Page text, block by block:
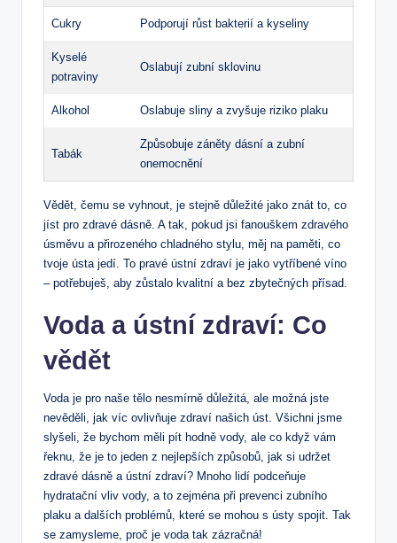
Cukry Podporují růst bakterií a kyseliny
Kyselé
potraviny
Oslabují zubní sklovinu
Alkohol Oslabuje sliny a zvyšuje riziko plaku
Tabák
Způsobuje záněty dásní a zubní​
onemocnění
Vědět, čemu se⁤ vyhnout, je stejně důležité jako⁢ znát to, co
jíst pro ‌zdravé dásně.⁣ A tak, pokud jsi fanouškem zdravého
úsměvu a přirozeného chladného stylu, měj na⁢ paměti, co
tvoje ústa jedí. To pravé ústní zdraví je jako vytříbené víno
– potřebuješ, aby zůstalo kvalitní a bez zbytečných přísad.
Voda a ⁣ústní zdraví: Co
vědět
Voda je pro naše tělo ‌nesmírně důležitá, ale možná jste
nevěděli, jak víc ovlivňuje zdraví ‌našich úst. Všichni ‌jsme
slyšeli, že bychom měli pít hodně vody, ale co když vám
řeknu, že je to jeden z nejlepších způsobů, jak si udržet
zdravé dásně a ústní zdraví? Mnoho⁢ lidí podceňuje
hydratační vliv vody, a to zejména při prevenci zubního
plaku a‌ dalších problémů, které se mohou s ústy spojit. Tak
se zamysleme, proč je⁢ voda tak zázračná!⁣